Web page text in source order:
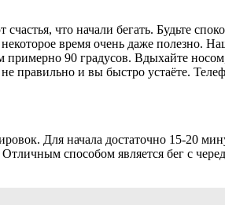
что начали бегать. Будьте
время очень даже полезно.
90 градусов. Вдыхайте
правильно и вы быстро устаёте.
Для начала достаточно 15-20
способом является бег с